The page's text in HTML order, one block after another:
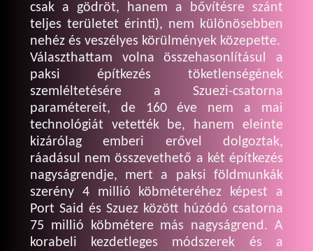
csak a gödröt, hanem a bővítésre szánt
teljes területet érinti), nem különösebben
nehéz és veszélyes körülmények közepette.
Választhattam volna összehasonlításul a
paksi építkezés töketlenségének
szemléltetésére a Szuezi-csatorna
paramétereit, de 160 éve nem a mai
technológiát vetették be, hanem eleinte
kizárólag emberi erővel dolgoztak,
ráadásul nem összevethető a két építkezés
nagyságrendje, mert a paksi földmunkák
szerény 4 millió köbméteréhez képest a
Port Said és Szuez között húzódó csatorna
75 millió köbmétere más nagyságrend. A
korabeli kezdetleges módszerek és a